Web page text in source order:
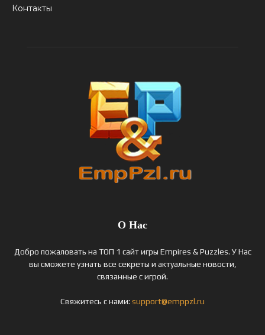
Контакты
О Нас
Добро пожаловать на ТОП 1 сайт игры Empires & Puzzles. У Нас
вы сможете узнать все секреты и актуальные новости,
связанные с игрой.
Свяжитесь с нами: support@emppzl.ru